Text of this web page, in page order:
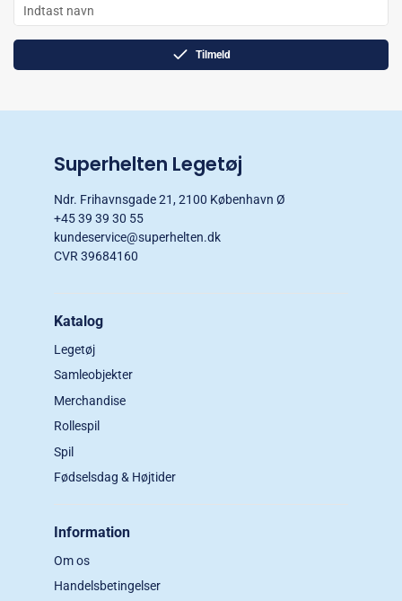
Tilmeld
Superhelten Legetøj
Ndr. Frihavnsgade 21, 2100 København Ø
+45 39 39 30 55
kundeservice@superhelten.dk
CVR 39684160
Katalog
Legetøj
Samleobjekter
Merchandise
Rollespil
Spil
Fødselsdag & Højtider
Information
Om os
Handelsbetingelser